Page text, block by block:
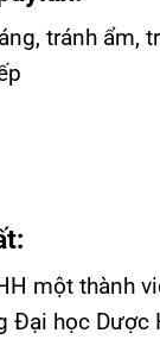
tránh ẩm,
một thành
Đại học Dược